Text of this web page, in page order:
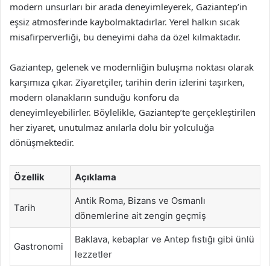
modern unsurları bir arada deneyimleyerek, Gaziantep’in
eşsiz atmosferinde kaybolmaktadırlar. Yerel halkın sıcak
misafirperverliği, bu deneyimi daha da özel kılmaktadır.
Gaziantep, gelenek ve modernliğin buluşma noktası olarak
karşımıza çıkar. Ziyaretçiler, tarihin derin izlerini taşırken,
modern olanakların sunduğu konforu da
deneyimleyebilirler. Böylelikle, Gaziantep’te gerçekleştirilen
her ziyaret, unutulmaz anılarla dolu bir yolculuğa
dönüşmektedir.
Özellik Açıklama
Tarih
Antik Roma, Bizans ve Osmanlı
dönemlerine ait zengin geçmiş
Gastronomi
Baklava, kebaplar ve Antep fıstığı gibi ünlü
lezzetler